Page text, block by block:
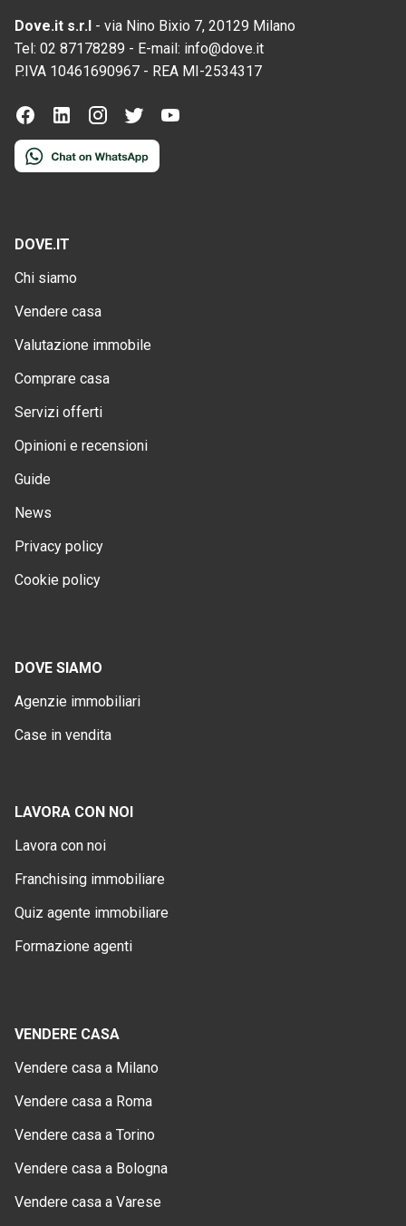
Dove.it s.r.l - via Nino Bixio 7, 20129 Milano
Tel: 02 87178289 - E-mail: info@dove.it
P.IVA 10461690967 - REA MI-2534317
DOVE.IT
Chi siamo
Vendere casa
Valutazione immobile
Comprare casa
Servizi offerti
Opinioni e recensioni
Guide
News
Privacy policy
Cookie policy
DOVE SIAMO
Agenzie immobiliari
Case in vendita
LAVORA CON NOI
Lavora con noi
Franchising immobiliare
Quiz agente immobiliare
Formazione agenti
VENDERE CASA
Vendere casa a Milano
Vendere casa a Roma
Vendere casa a Torino
Vendere casa a Bologna
Vendere casa a Varese